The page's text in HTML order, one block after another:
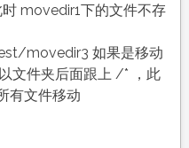
movedir1下的文件不存
movedir3 如果是移动
文件夹后面跟上 /* ，此
有文件移动